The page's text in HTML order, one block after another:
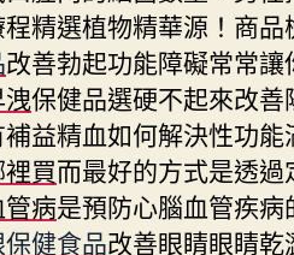
精選植物精華源！商
改善勃起功能障礙常常
保健品選硬不起來改
益精血如何解決性功
買而最好的方式是透
病是預防心腦血管疾
健食品改善眼睛眼睛